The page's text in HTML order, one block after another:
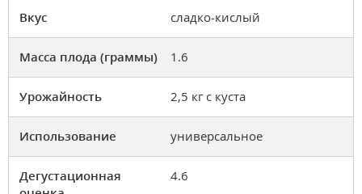
Вкус сладко-кислый
Масса плода (граммы) 1.6
Урожайность 2,5 кг с куста
Использование универсальное
Дегустационная
4.6